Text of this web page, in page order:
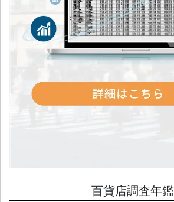
百貨店調査年鑑